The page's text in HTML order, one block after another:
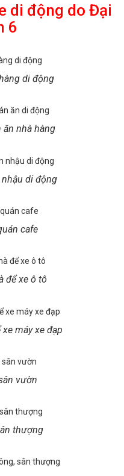
di động do Đại
6
di động
ăn nhà hàng
di động
cafe
để xe ô tô
máy xe đạp
vườn
thượng